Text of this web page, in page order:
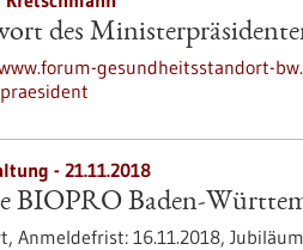
des
gesundheitsstandort-
- 21.11.2018
BIOPRO Baden-
Anmeldefrist: 16.11.2018,